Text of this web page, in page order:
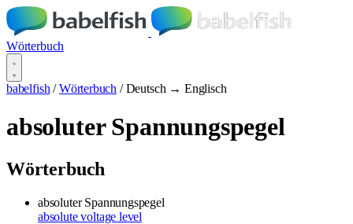
Wörterbuch
babelfish / Wörterbuch / Deutsch → Englisch
absoluter Spannungspegel
Wörterbuch
absoluter Spannungspegel
absolute voltage level